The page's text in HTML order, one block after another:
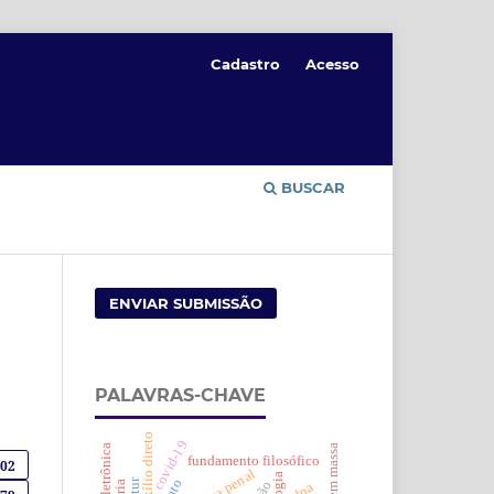
BUSCAR
Cadastro Acesso
ENVIAR SUBMISSÃO
PALAVRAS-CHAVE
fundamento filosófico
auxílio diretocovid-19